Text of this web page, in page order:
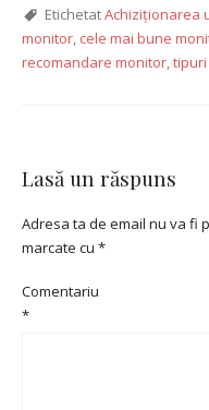
EtichetatAchiziționarea
monitor, cele mai bune
recomandare monitor,
Lasă un răspuns
Adresa ta de email nu va fi
marcate cu *
Comentariu
*